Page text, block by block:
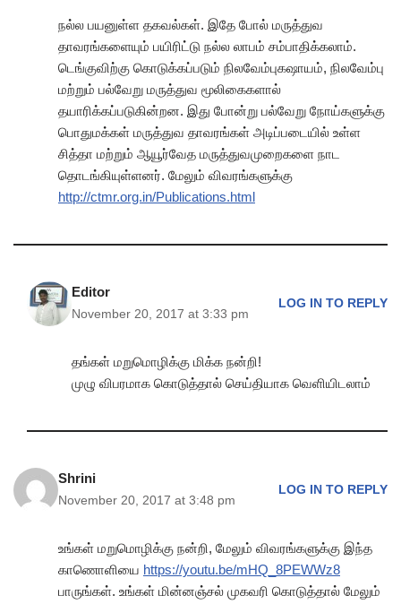
நல்ல பயனுள்ள தகவல்கள். இதே போல் மருத்துவ
தாவரங்களையும் பயிரிட்டு நல்ல லாபம் சம்பாதிக்கலாம்.
டெங்குவிற்கு கொடுக்கப்படும் நிலவேம்புகஷாயம், நிலவேம்பு
மற்றும் பல்வேறு மருத்துவ மூலிகைகளால்
தயாரிக்கப்படுகின்றன. இது போன்று பல்வேறு நோய்களுக்கு
பொதுமக்கள் மருத்துவ தாவரங்கள் அடிப்படையில் உள்ள
சித்தா மற்றும் ஆயூர்வேத மருத்துவமுறைகளை நாட
தொடங்கியுள்ளனர். மேலும் விவரங்களுக்கு
http://ctmr.org.in/Publications.html
Editor
November 20, 2017 at 3:33 pm
LOG IN TO REPLY
தங்கள் மறுமொழிக்கு மிக்க நன்றி!
முழு விபரமாக கொடுத்தால் செய்தியாக வெளியிடலாம்
Shrini
November 20, 2017 at 3:48 pm
LOG IN TO REPLY
உங்கள் மறுமொழிக்கு நன்றி, மேலும் விவரங்களுக்கு இந்த
காணொளியை https://youtu.be/mHQ_8PEWWz8
பாருங்கள். உங்கள் மின்னஞ்சல் முகவரி கொடுத்தால் மேலும்